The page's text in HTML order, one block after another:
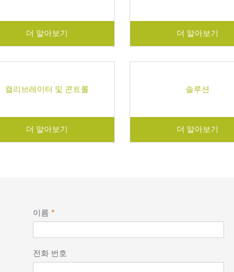
더 알아보기 더 알아보기
캘리브레이터 및 콘트롤
더 알아보기
솔루션
더 알아보기
이름
전화 번호